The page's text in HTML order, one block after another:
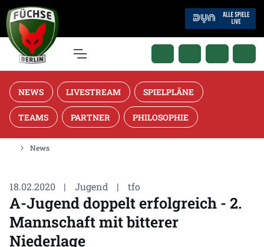
NEWS LIVESTREAM SPIELPLÄNE
TEAMS PARTNER PHILOSOPHIE
News
18.02.2020 | Jugend | tfo
A-Jugend doppelt erfolgreich - 2.
Mannschaft mit bitterer
Niederlage